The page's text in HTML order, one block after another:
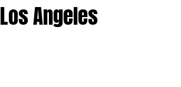
Los Angeles